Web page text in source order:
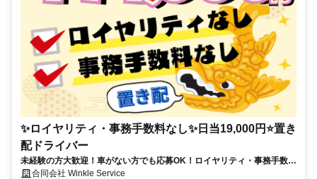
✨ロイヤリティ・事務手数料なし✨日当19,000円⭐️置き
配ドライバー
未経験の方大歓迎！車がない方でも応募OK！ロイヤリティ・事務手数料
なしで固定保証１9,０００円✨確定申告代は会社負担♪⭐年齢性別職歴学
合同会社 Winkle Service